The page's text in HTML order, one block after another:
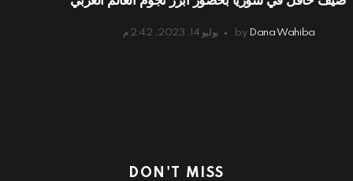
by Dana Wahiba يوليو 14, 2023, 2:42 م
DON'T MISS